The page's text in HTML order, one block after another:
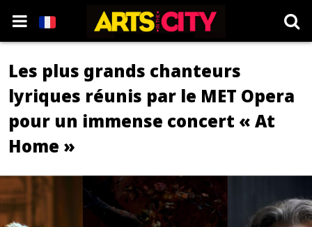
Les plus grands chanteurs
lyriques réunis par le MET Opera
pour un immense concert « At
Home »